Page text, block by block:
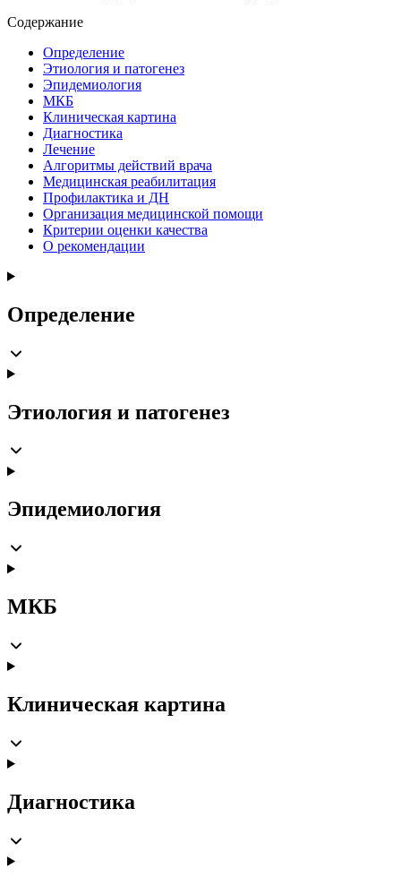
Содержание
Определение
Этиология и патогенез
Эпидемиология
МКБ
Клиническая картина
Диагностика
Лечение
Алгоритмы действий врача
Медицинская реабилитация
Профилактика и ДН
Организация медицинской помощи
Критерии оценки качества
О рекомендации
Определение
Этиология и патогенез
Эпидемиология
МКБ
Клиническая картина
Диагностика